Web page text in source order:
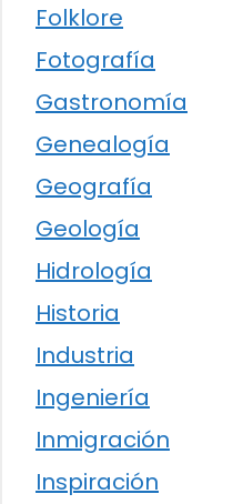
Folklore
Fotografía
Gastronomía
Genealogía
Geografía
Geología
Hidrología
Historia
Industria
Ingeniería
Inmigración
Inspiración